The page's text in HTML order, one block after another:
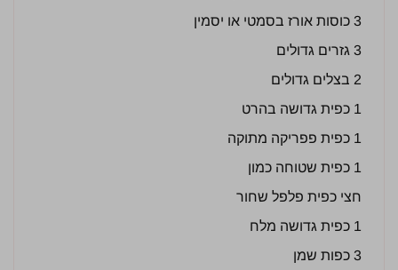
3 כוסות אורז בסמטי או יסמין
3 גזרים גדולים
2 בצלים גדולים
1 כפית גדושה בהרט
1 כפית פפריקה מתוקה
1 כפית שטוחה כמון
חצי כפית פלפל שחור
1 כפית גדושה מלח
3 כפות שמן